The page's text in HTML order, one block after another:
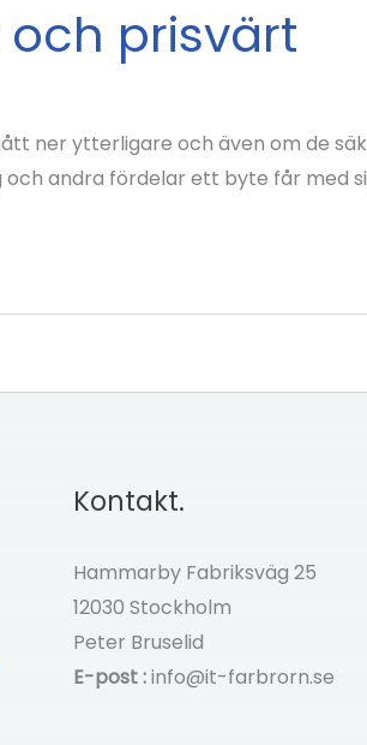
och prisvärt
ner ytterligare och även om de
andra fördelar ett byte får med
Kontakt.
Hammarby Fabriksväg 25
12030 Stockholm
Peter Bruselid
E-post :info@it-farbrorn.se